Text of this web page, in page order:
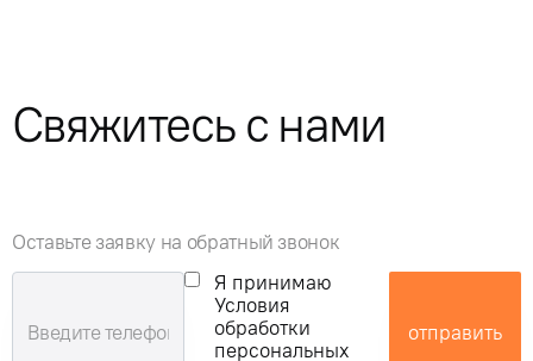
Свяжитесь с нами
Оставьте заявку на обратный звонок
Я принимаю
Условия
обработки
персональных
отправить